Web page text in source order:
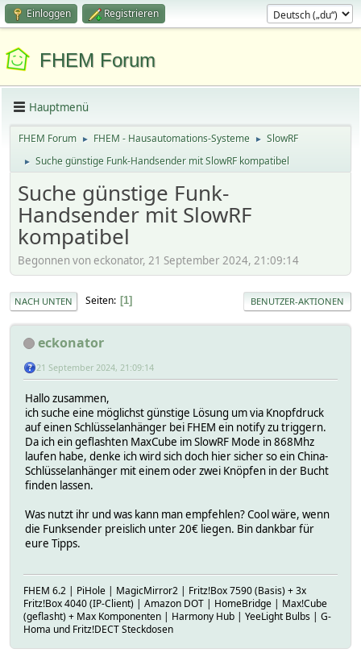
Einloggen Registrieren
FHEM Forum
Hauptmenü
FHEM Forum ► FHEM - Hausautomations-Systeme ► SlowRF
► Suche günstige Funk-Handsender mit SlowRF kompatibel
Suche günstige Funk-
Handsender mit SlowRF
kompatibel
Begonnen von eckonator, 21 September 2024, 21:09:14
NACH UNTEN Seiten 1 BENUTZER-AKTIONEN
eckonator
21 September 2024, 21:09:14
Hallo zusammen,
ich suche eine möglichst günstige Lösung um via Knopfdruck
auf einen Schlüsselanhänger bei FHEM ein notify zu triggern.
Da ich ein geflashten MaxCube im SlowRF Mode in 868Mhz
laufen habe, denke ich wird sich doch hier sicher so ein China-
Schlüsselanhänger mit einem oder zwei Knöpfen in der Bucht
finden lassen.
Was nutzt ihr und was kann man empfehlen? Cool wäre, wenn
die Funksender preislich unter 20€ liegen. Bin dankbar für
eure Tipps.
FHEM 6.2 | PiHole | MagicMirror2 | Fritz!Box 7590 (Basis) + 3x
Fritz!Box 4040 (IP-Client) | Amazon DOT | HomeBridge | Max!Cube
(geflasht) + Max Komponenten | Harmony Hub | YeeLight Bulbs | G-
Homa und Fritz!DECT Steckdosen